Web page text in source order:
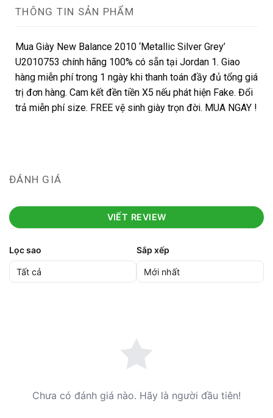
THÔNG TIN SẢN PHẨM
Mua Giày New Balance 2010 ‘Metallic Silver Grey’
U2010753 chính hãng 100% có sẵn tại Jordan 1. Giao
hàng miễn phí trong 1 ngày khi thanh toán đầy đủ tổng giá
trị đơn hàng. Cam kết đền tiền X5 nếu phát hiện Fake. Đổi
trả miễn phí size. FREE vệ sinh giày trọn đời. MUA NGAY !
ĐÁNH GIÁ
VIẾT REVIEW
Lọc sao Sắp xếp
Chưa có đánh giá nào. Hãy là người đầu tiên!